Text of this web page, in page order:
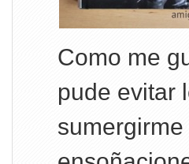
Como me
pude evitar